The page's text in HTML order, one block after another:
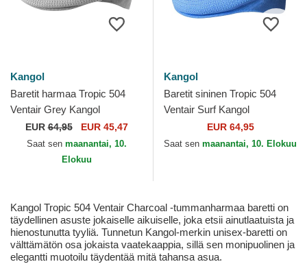
Kangol
Baretit harmaa Tropic 504
Ventair Grey Kangol
EUR64,95 EUR 45,47
Saat sen maanantai, 10.
Elokuu
Kangol
Baretit sininen Tropic 504
Ventair Surf Kangol
EUR 64,95
Saat sen maanantai, 10. Elokuu
Kangol Tropic 504 Ventair Charcoal -tummanharmaa baretti on
täydellinen asuste jokaiselle aikuiselle, joka etsii ainutlaatuista ja
hienostunutta tyyliä. Tunnetun Kangol-merkin unisex-baretti on
välttämätön osa jokaista vaatekaappia, sillä sen monipuolinen ja
elegantti muotoilu täydentää mitä tahansa asua.